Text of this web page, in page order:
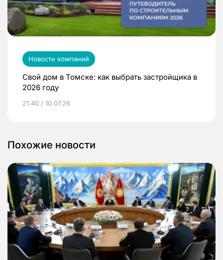
Новости компаний
Свой дом в Томске: как выбрать застройщика в
2026 году
21:40 / 10.07.26
Похожие новости